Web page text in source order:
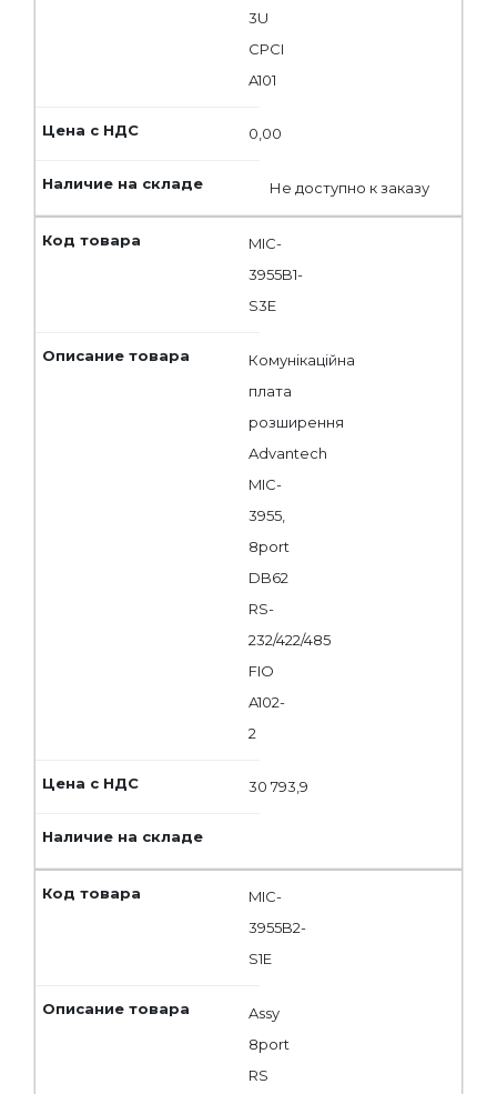
3U
CPCI
A101
0,00
Не доступно к заказу
MIC-
3955B1-
S3E
Комунікаційна
плата
розширення
Advantech
MIC-
3955,
8port
DB62
RS-
232/422/485
FIO
A102-
2
30 793,9
MIC-
3955B2-
S1E
Assy
8port
RS